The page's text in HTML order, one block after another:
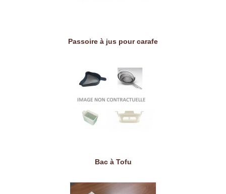
Passoire à jus pour carafe
Bac à Tofu